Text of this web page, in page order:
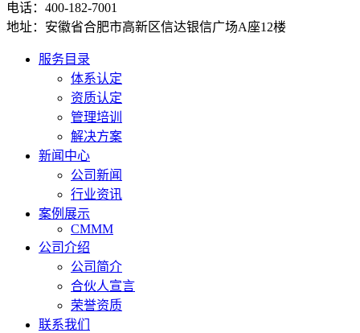
电话：400-182-7001
地址：安徽省合肥市高新区信达银信广场A座12楼
服务目录
体系认定
资质认定
管理培训
解决方案
新闻中心
公司新闻
行业资讯
案例展示
CMMM
公司介绍
公司简介
合伙人宣言
荣誉资质
联系我们